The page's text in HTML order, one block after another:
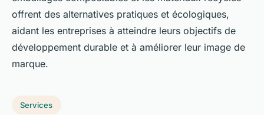
offrent des alternatives pratiques et écologiques,
aidant les entreprises à atteindre leurs objectifs de
développement durable et à améliorer leur image de
marque.
Services